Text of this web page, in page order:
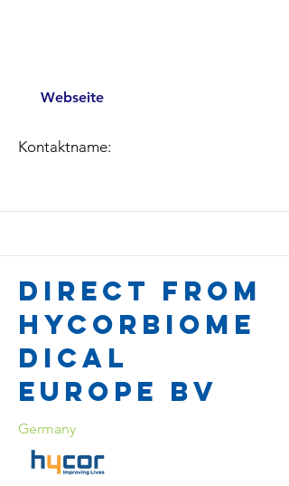
Webseite
Kontaktname:
Direct from
Hycorbiome
dical
Europe BV
Germany